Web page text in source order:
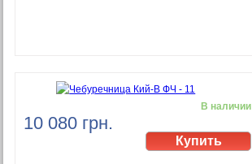
10 080 грн.
В наличии